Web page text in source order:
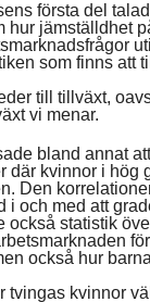
första del
hur jämställdhet
som finns att
till tillväxt,
vi menar.
bland annat
där kvinnor i hög
Den
i och med att
också statistik
också hur
tvingas kvinnor